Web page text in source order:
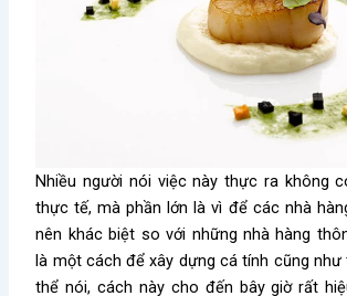
Nhiều người nói việc này thực ra không
thực tế, mà phần lớn là vì để các nhà
nên khác biệt so với những nhà hàng
là một cách để xây dựng cá tính cũng như
thể nói, cách này cho đến bây giờ rất